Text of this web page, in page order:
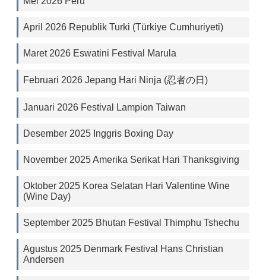
April 2026 Republik Turki (Türkiye Cumhuriyeti)
Maret 2026 Eswatini Festival Marula
Februari 2026 Jepang Hari Ninja (忍者の日)
Januari 2026 Festival Lampion Taiwan
Desember 2025 Inggris Boxing Day
November 2025 Amerika Serikat Hari Thanksgiving
Oktober 2025 Korea Selatan Hari Valentine Wine
(Wine Day)
September 2025 Bhutan Festival Thimphu Tshechu
Agustus 2025 Denmark Festival Hans Christian
Andersen